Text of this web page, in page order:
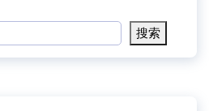
搜索